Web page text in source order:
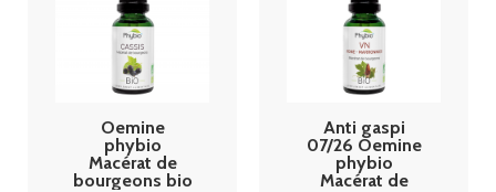
Oemine
phybio
Macérat de
bourgeons bio
Anti gaspi
07/26 Oemine
phybio
Macérat de